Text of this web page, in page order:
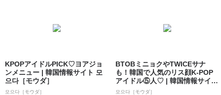
KPOPアイドルPICK♡ヨアジョ
ンメニュー | 韓国情報サイト 모
으다［モウダ］
모으다［モウダ］
BTOBミニョクやTWICEサナ
も！韓国で人気のリス顔K-POP
アイドル⑤人♡ | 韓国情報サイ
ト...
모으다［モウダ］